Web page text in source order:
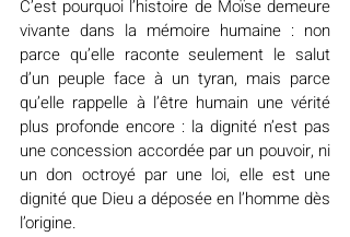
C’est pourquoi l’histoire de Moïse demeure
vivante dans la mémoire humaine : non
parce qu’elle raconte seulement le salut
d’un peuple face à un tyran, mais parce
qu’elle rappelle à l’être humain une vérité
plus profonde encore : la dignité n’est pas
une concession accordée par un pouvoir, ni
un don octroyé par une loi, elle est une
dignité que Dieu a déposée en l’homme dès
l’origine.